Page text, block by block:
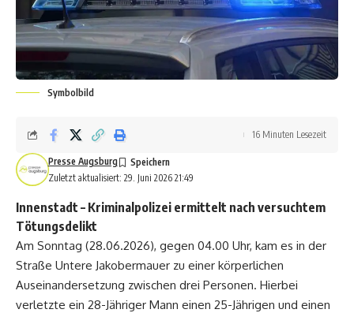
Symbolbild
Zuletzt aktualisiert: 29. Juni 2026 21:49
Presse Augsburg
16 Minuten Lesezeit
Innenstadt – Kriminalpolizei ermittelt nach versuchtem
Tötungsdelikt
Am Sonntag (28.06.2026), gegen 04.00 Uhr, kam es in der
Straße Untere Jakobermauer zu einer körperlichen
Auseinandersetzung zwischen drei Personen. Hierbei
verletzte ein 28-Jähriger Mann einen 25-Jährigen und einen